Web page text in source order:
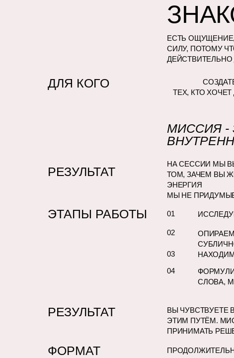
НА СЕССИИ МЫ
ТОМ, ЗАЧЕМ ВЫ
ЭНЕРГИЯ
МЫ НЕ
ФОРМАТ
МИССИЯ -
ЕСТЬ
СИЛУ, ПОТОМУ
ЭТАПЫ РАБОТЫ
РЕЗУЛЬТАТ
ТЕХ, КТО
РЕЗУЛЬТАТ
ДЛЯ КОГО
03
04
01
02
СЛОВА,
ВЫ ЧУВСТВУЕТЕ
ЭТИМ ПУТЁМ.
ПРИНИМАТЬ